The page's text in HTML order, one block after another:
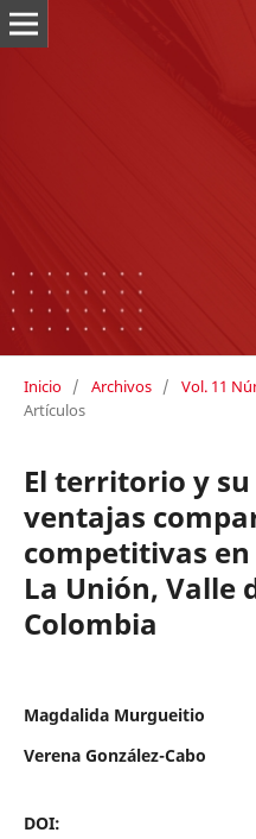
Inicio / Archivos / Vol. 11
Artículos
El territorio y
ventajas
competitivas
La Unión, Valle
Colombia
Magdalida Murgueitio
Verena González-Cabo
DOI: